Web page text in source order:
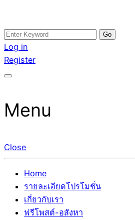
Skip
to
content
อสังหาโพสต์ รีวิวเยอะ รับจ้างโพสต์ข
หา แตกต่างอย่างตั้งใจ รับรองผล อัน
กับทีมงานบริษัท บ้าน ที่ดิน คอนโด ติ
รับจ้างโพสอสังหา ขายบ้าน อสังหาโพ
โพสต์ ที่ดิน กับทีมงานบริษัท ถูกและดี
ขายได้จริงๆ ช่วยสร้างโอกาสในการ
Search
for:
Log in
Register
Menu
Close
Home
รายละเอียดโปรโมชั่น
เกี่ยวกับเรา
ฟรีโพสต์-อสังหา